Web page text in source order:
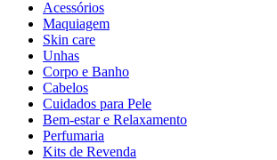
Acessórios
Maquiagem
Skin care
Unhas
Corpo e Banho
Cabelos
Cuidados para Pele
Bem-estar e Relaxamento
Perfumaria
Kits de Revenda